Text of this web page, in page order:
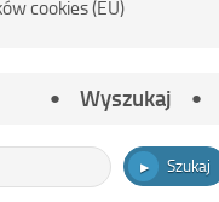
cookies (EU)
Wyszukaj
Szukaj